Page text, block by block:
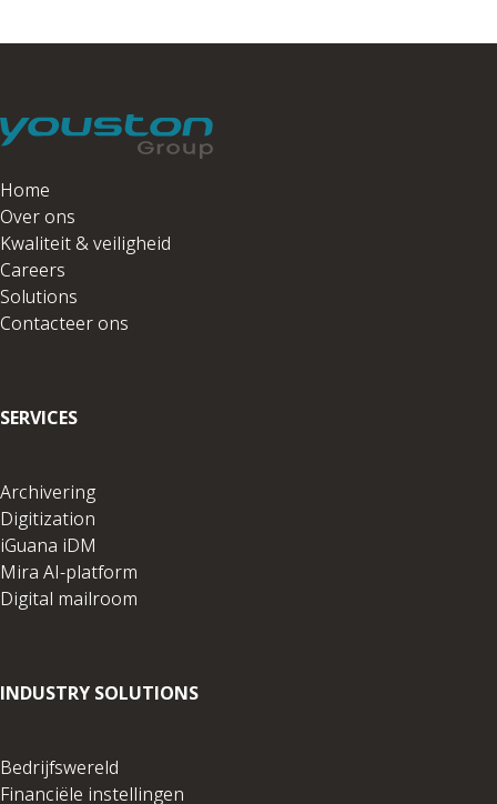
Home
Over ons
Kwaliteit & veiligheid
Careers
Solutions
Contacteer ons
SERVICES
Archivering
Digitization
iGuana iDM
Mira AI-platform
Digital mailroom
INDUSTRY SOLUTIONS
Bedrijfswereld
Financiële instellingen